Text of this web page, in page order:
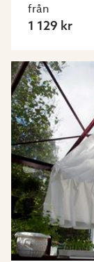
från
1 129 kr